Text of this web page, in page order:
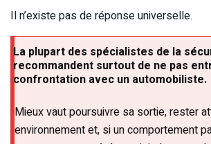
Il n’existe pas de réponse universelle.
La plupart des spécialistes de la
recommandent surtout de ne pas
confrontation avec un automobiliste.
Mieux vaut poursuivre sa sortie, rester
environnement et, si un comportement